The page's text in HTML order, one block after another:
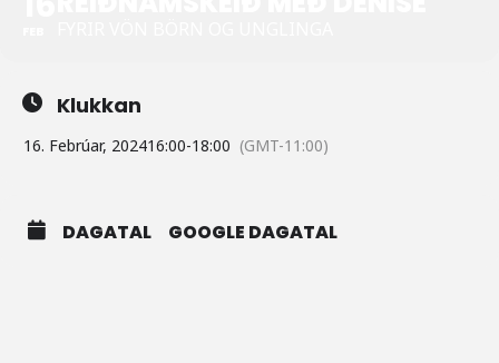
Klukkan
16. Febrúar, 202416:00-18:00 (GMT-11:00)
DAGATAL GOOGLE DAGATAL